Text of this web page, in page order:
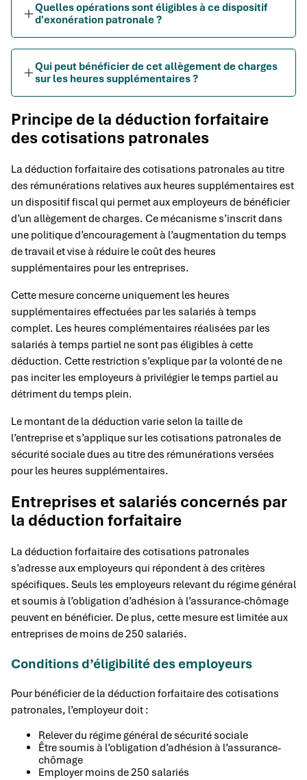
Quelles opérations sont éligibles à ce dispositif
d'exonération patronale ?
Qui peut bénéficier de cet allègement de charges
sur les heures supplémentaires ?
Principe de la déduction forfaitaire
des cotisations patronales
La déduction forfaitaire des cotisations patronales au titre
des rémunérations relatives aux heures supplémentaires est
un dispositif fiscal qui permet aux employeurs de bénéficier
d’un allègement de charges. Ce mécanisme s’inscrit dans
une politique d’encouragement à l’augmentation du temps
de travail et vise à réduire le coût des heures
supplémentaires pour les entreprises.
Cette mesure concerne uniquement les heures
supplémentaires effectuées par les salariés à temps
complet. Les heures complémentaires réalisées par les
salariés à temps partiel ne sont pas éligibles à cette
déduction. Cette restriction s’explique par la volonté de ne
pas inciter les employeurs à privilégier le temps partiel au
détriment du temps plein.
Le montant de la déduction varie selon la taille de
l’entreprise et s’applique sur les cotisations patronales de
sécurité sociale dues au titre des rémunérations versées
pour les heures supplémentaires.
Entreprises et salariés concernés par
la déduction forfaitaire
La déduction forfaitaire des cotisations patronales
s’adresse aux employeurs qui répondent à des critères
spécifiques. Seuls les employeurs relevant du régime général
et soumis à l’obligation d’adhésion à l’assurance-chômage
peuvent en bénéficier. De plus, cette mesure est limitée aux
entreprises de moins de 250 salariés.
Conditions d’éligibilité des employeurs
Pour bénéficier de la déduction forfaitaire des cotisations
patronales, l’employeur doit :
Relever du régime général de sécurité sociale
Être soumis à l’obligation d’adhésion à l’assurance-
chômage
Employer moins de 250 salariés